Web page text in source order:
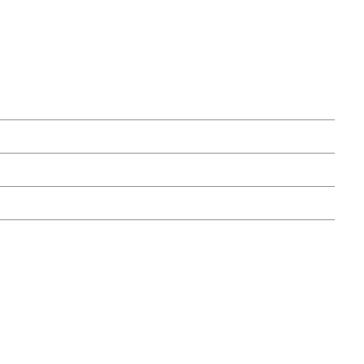
una Navaja Suiza grande o una SwissTool en su
el momento en el que se les necesita. Esto también
cosa.